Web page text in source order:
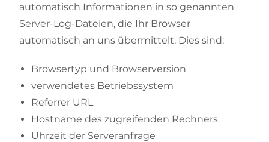
automatisch Informationen in so genannten
Server-Log-Dateien, die Ihr Browser
automatisch an uns übermittelt. Dies sind:
Browsertyp und Browserversion
verwendetes Betriebssystem
Referrer URL
Hostname des zugreifenden Rechners
Uhrzeit der Serveranfrage